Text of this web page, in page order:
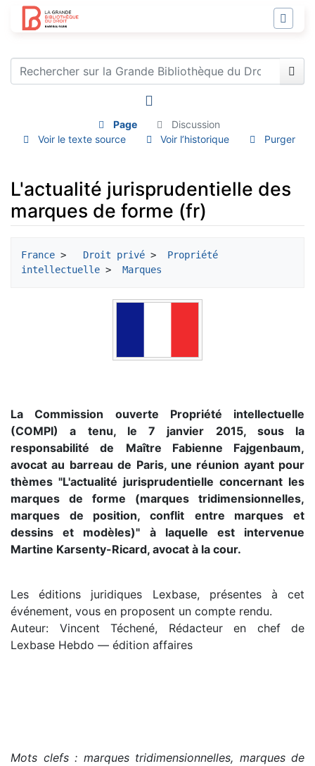
Page
Discussion
Voir le texte source
Voir l’historique Purger
L'actualité jurisprudentielle des
marques de forme (fr)
France > Droit privé >
Propriété
intellectuelle > Marques
La Commission ouverte Propriété intellectuelle
(COMPI) a tenu, le 7 janvier 2015, sous la
responsabilité de
Maître Fabienne Fajgenbaum,
avocat au barreau de Paris, une réunion ayant pour
thèmes "L'actualité jurisprudentielle concernant les
marques de forme (marques tridimensionnelles,
marques de position, conflit
entre marques et
dessins et modèles)" à laquelle est intervenue
Martine Karsenty-Ricard, avocat à la cour.
Les éditions juridiques Lexbase, présentes à cet
événement, vous en proposent un compte rendu.
Auteur: Vincent Téchené, Rédacteur en chef de
Lexbase Hebdo — édition affaires
Mots clefs : marques tridimensionnelles, marques de